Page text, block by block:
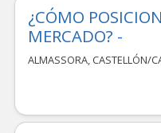
¿CÓMO
MERCADO? -
ALMASSORA, CASTELLÓN/